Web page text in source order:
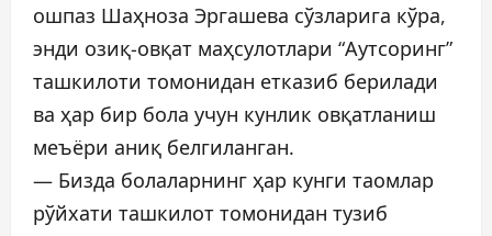
ошпаз Шаҳноза Эргашева сўзларига кўра,
энди озиқ-овқат маҳсулотлари “Аутсоринг”
ташкилоти томонидан етказиб берилади
ва ҳар бир бола учун кунлик овқатланиш
меъёри аниқ белгиланган.
— Бизда болаларнинг ҳар кунги таомлар
рўйхати ташкилот томонидан тузиб